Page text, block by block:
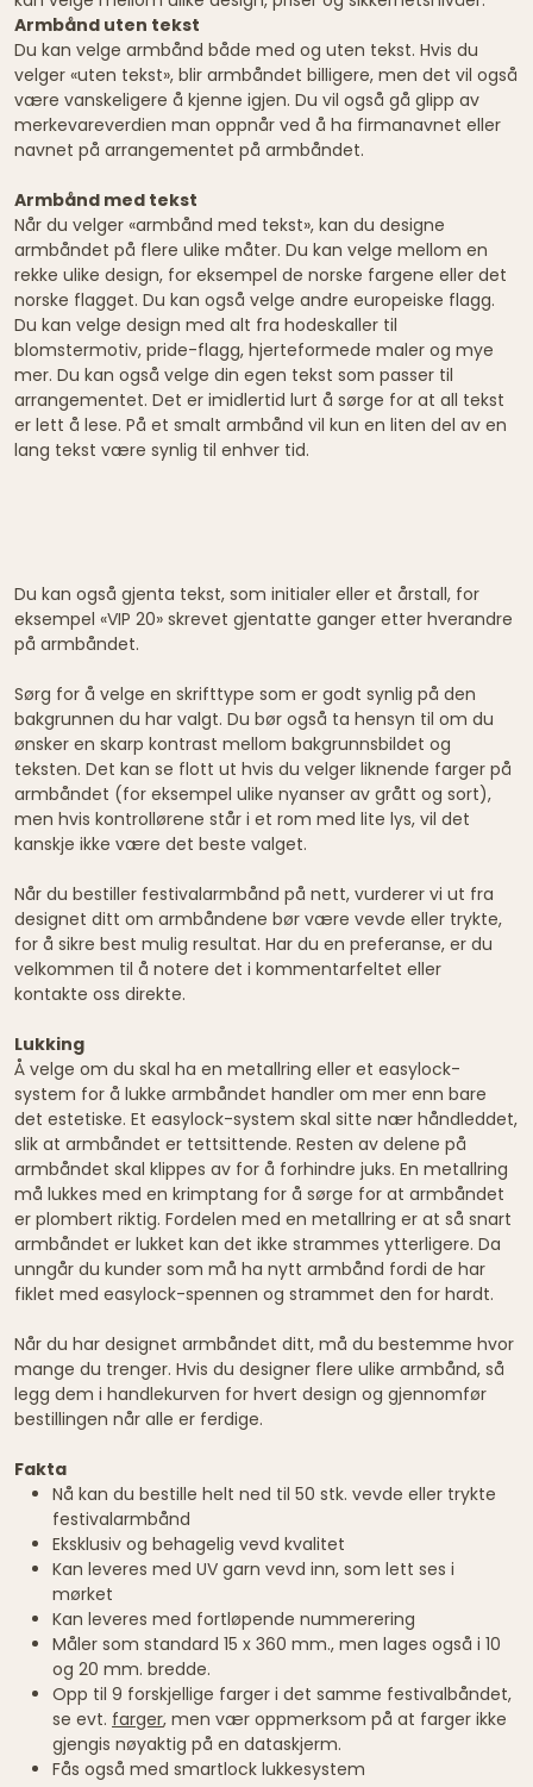
Armbånd uten tekst
Du kan velge armbånd både med og uten tekst. Hvis du
velger «uten tekst», blir armbåndet billigere, men det vil også
være vanskeligere å kjenne igjen. Du vil også gå glipp av
merkevareverdien man oppnår ved å ha firmanavnet eller
navnet på arrangementet på armbåndet.
Armbånd med tekst
Når du velger «armbånd med tekst», kan du designe
armbåndet på flere ulike måter. Du kan velge mellom en
rekke ulike design, for eksempel de norske fargene eller det
norske flagget. Du kan også velge andre europeiske flagg.
Du kan velge design med alt fra hodeskaller til
blomstermotiv, pride-flagg, hjerteformede maler og mye
mer. Du kan også velge din egen tekst som passer til
arrangementet. Det er imidlertid lurt å sørge for at all tekst
er lett å lese. På et smalt armbånd vil kun en liten del av en
lang tekst være synlig til enhver tid.
Du kan også gjenta tekst, som initialer eller et årstall, for
eksempel «VIP 20» skrevet gjentatte ganger etter hverandre
på armbåndet.
Sørg for å velge en skrifttype som er godt synlig på den
bakgrunnen du har valgt. Du bør også ta hensyn til om du
ønsker en skarp kontrast mellom bakgrunnsbildet og
teksten. Det kan se flott ut hvis du velger liknende farger på
armbåndet (for eksempel ulike nyanser av grått og sort),
men hvis kontrollørene står i et rom med lite lys, vil det
kanskje ikke være det beste valget.
Når du bestiller festivalarmbånd på nett, vurderer vi ut fra
designet ditt om armbåndene bør være vevde eller trykte,
for å sikre best mulig resultat. Har du en preferanse, er du
velkommen til å notere det i kommentarfeltet eller
kontakte oss direkte.
Lukking
Å velge om du skal ha en metallring eller et easylock-
system for å lukke armbåndet handler om mer enn bare
det estetiske. Et easylock-system skal sitte nær håndleddet,
slik at armbåndet er tettsittende. Resten av delene på
armbåndet skal klippes av for å forhindre juks. En metallring
må lukkes med en krimptang for å sørge for at armbåndet
er plombert riktig. Fordelen med en metallring er at så snart
armbåndet er lukket kan det ikke strammes ytterligere. Da
unngår du kunder som må ha nytt armbånd fordi de har
fiklet med easylock-spennen og strammet den for hardt.
Når du har designet armbåndet ditt, må du bestemme hvor
mange du trenger. Hvis du designer flere ulike armbånd, så
legg dem i handlekurven for hvert design og gjennomfør
bestillingen når alle er ferdige.
Fakta
Nå kan du bestille helt ned til 50 stk. vevde eller trykte
festivalarmbånd
Eksklusiv og behagelig vevd kvalitet
Kan leveres med UV garn vevd inn, som lett ses i
mørket
Kan leveres med fortløpende nummerering
Måler som standard 15 x 360 mm., men lages også i 10
og 20 mm. bredde.
Opp til 9 forskjellige farger i det samme festivalbåndet,
se evt. farger, men vær oppmerksom på at farger ikke
gjengis nøyaktig på en dataskjerm.
Fås også med smartlock lukkesystem